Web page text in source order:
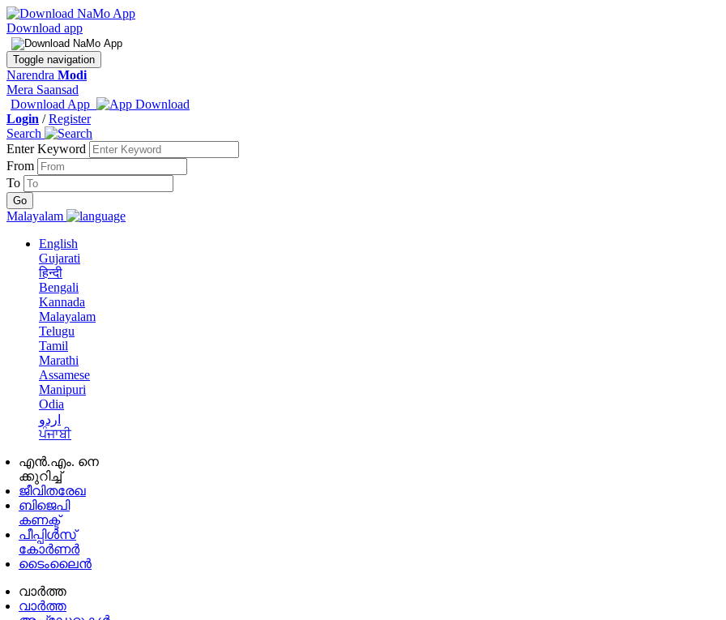
Download app
Toggle navigation
Narendra Modi
Mera Saansad
Download App
Login /Register
Search
Enter Keyword
From
To
Malayalam
English
Gujarati
हिन्दी
Bengali
Kannada
Malayalam
Telugu
Tamil
Marathi
Assamese
Manipuri
Odia
اردو
ਪੰਜਾਬੀ
എൻ.എം. നെ
ക്കുറിച്ച്
ജീവിതരേഖ
ബിജെപി
കണക്ട്
പീപ്പിൾസ്
കോർണർ
ടൈംലൈൻ
വാർത്ത
വാർത്ത